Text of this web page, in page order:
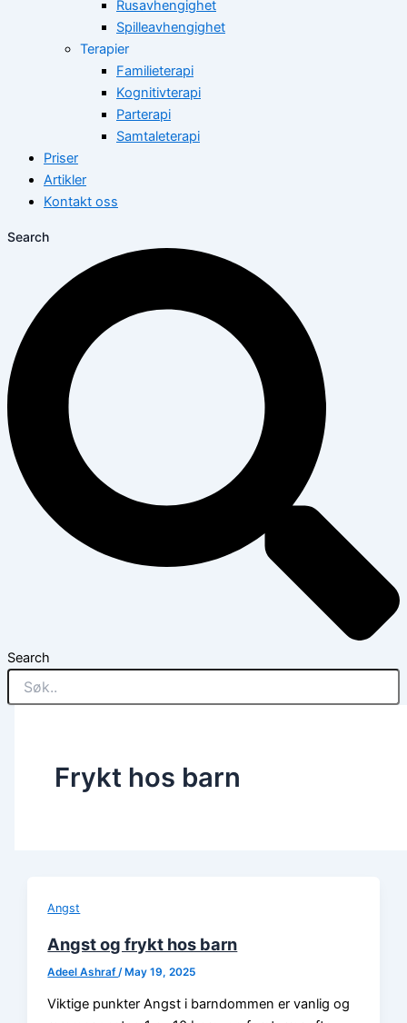
Rusavhengighet
Spilleavhengighet
Terapier
Familieterapi
Kognitivterapi
Parterapi
Samtaleterapi
Priser
Artikler
Kontakt oss
Search
Search
Frykt hos barn
Angst
Angst og frykt hos barn
Adeel Ashraf /May 19, 2025
Viktige punkter Angst i barndommen er vanlig og